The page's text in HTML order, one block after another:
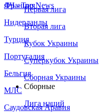
Франция
Нидерланды
Турция
Португалия
Бельгия
МЛС
Саудовская Аравия
ЛЧ - Top News
Первая лига
Вторая лига
Кубок Украины
Суперкубок Украины
Сборная Украины
Сборные
Лига наций